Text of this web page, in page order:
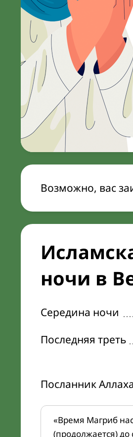
Возможно, вас
ночи в
Середина ночи
Последняя треть
«Время Магриб
(продолжается)